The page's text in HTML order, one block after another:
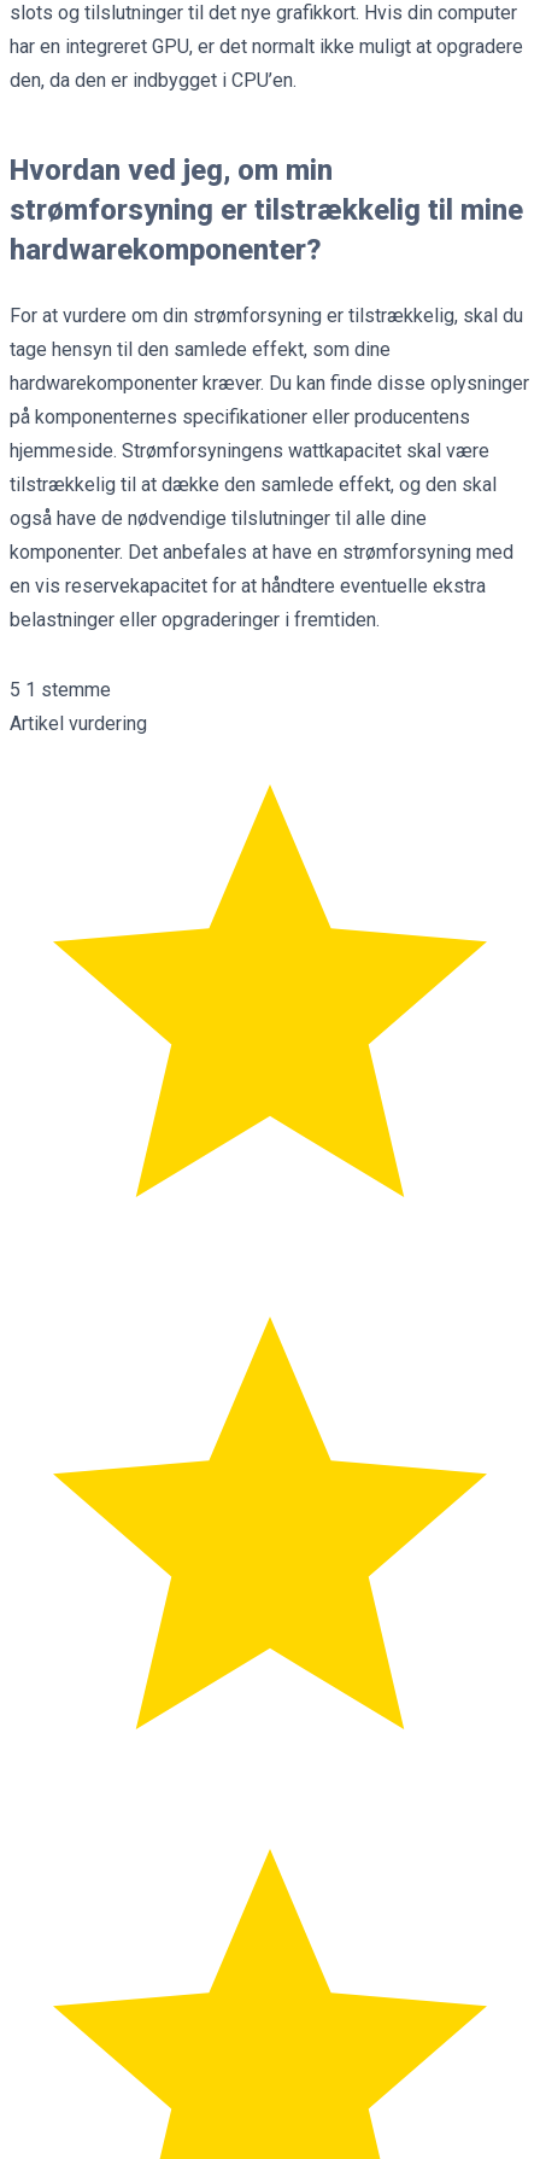
slots og tilslutninger til det nye grafikkort. Hvis din computer
har en integreret GPU, er det normalt ikke muligt at opgradere
den, da den er indbygget i CPU’en.
Hvordan ved jeg, om min
strømforsyning er tilstrækkelig til mine
hardwarekomponenter?
For at vurdere om din strømforsyning er tilstrækkelig, skal du
tage hensyn til den samlede effekt, som dine
hardwarekomponenter kræver. Du kan finde disse oplysninger
på komponenternes specifikationer eller producentens
hjemmeside. Strømforsyningens wattkapacitet skal være
tilstrækkelig til at dække den samlede effekt, og den skal
også have de nødvendige tilslutninger til alle dine
komponenter. Det anbefales at have en strømforsyning med
en vis reservekapacitet for at håndtere eventuelle ekstra
belastninger eller opgraderinger i fremtiden.
5 1 stemme
Artikel vurdering